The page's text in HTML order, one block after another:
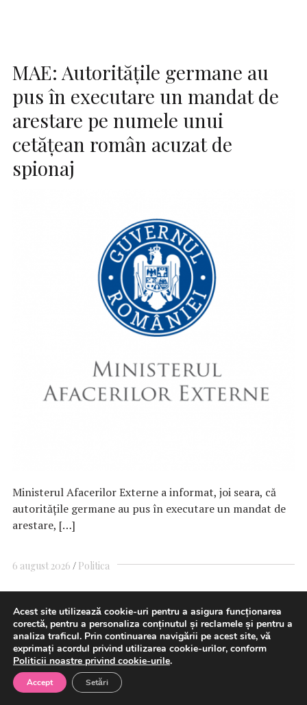
MAE: Autorităţile germane au
pus în executare un mandat de
arestare pe numele unui
cetăţean român acuzat de
spionaj
Ministerul Afacerilor Externe a informat, joi seara, că
autorităţile germane au pus în executare un mandat de
arestare, […]
6 august 2026 Politica
Transgaz și Argent LNG
semnează un Memorandum de
Înțelegere privind investiția
Acest site utilizează cookie-uri pentru a asigura funcționarea
corectă, pentru a personaliza conținutul și reclamele și pentru a
analiza traficul. Prin continuarea navigării pe acest site, vă
exprimați acordul privind utilizarea cookie-urilor, conform
Politicii noastre privind cookie-urile.
Accept Setări